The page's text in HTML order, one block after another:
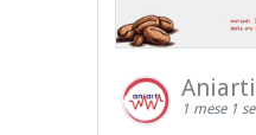
Aniarti
1 mese 1